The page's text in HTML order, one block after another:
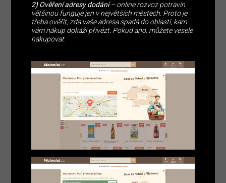
2) Ověření adresy dodání– online rozvoz potravin
většinou funguje jen v největších městech. Proto je
třeba ověřit, zda vaše adresa spadá do oblasti, kam
vám nákup dokáží přivézt. Pokud ano, můžete vesele
nakupovat.